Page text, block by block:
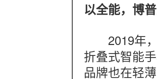
以全能，博
2019年，
折叠式智能
品牌也在轻